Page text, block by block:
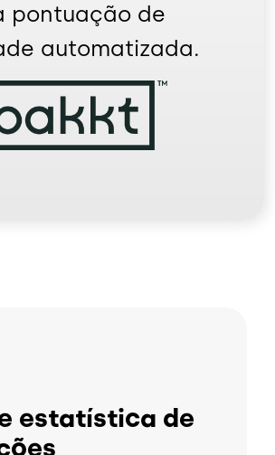
pontuação de
automatizada.
estatística de